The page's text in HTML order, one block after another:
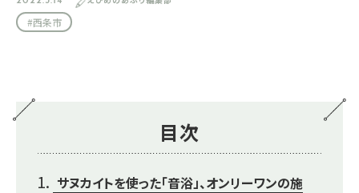
#西条市
目次
サヌカイトを使った「音浴」、オンリーワンの施